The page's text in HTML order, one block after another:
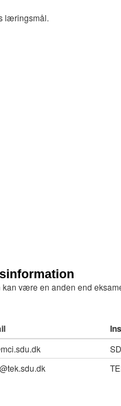
læringsmål.
kan være en anden end